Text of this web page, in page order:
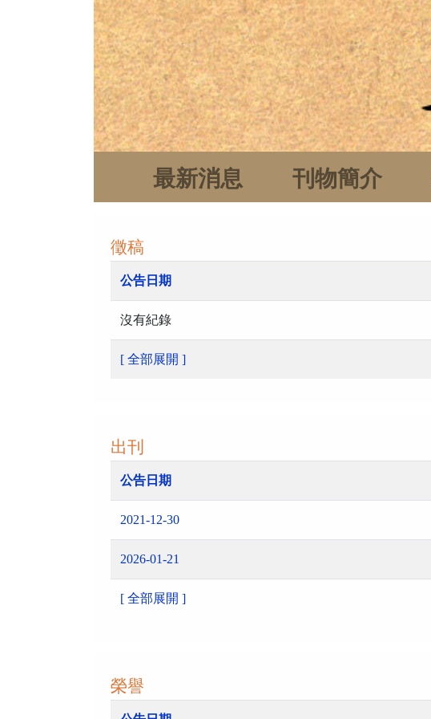
最新消息 刊物簡介
徵稿
公告日期
沒有紀錄
[ 全部展開 ]
出刊
公告日期
2021-12-30
2026-01-21
[ 全部展開 ]
榮譽